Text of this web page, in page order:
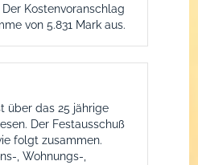
Kostenvoranschlag
von 5.831 Mark aus.
über das 25 jährige
Der Festausschuß
folgt zusammen.
, Wohnungs-,